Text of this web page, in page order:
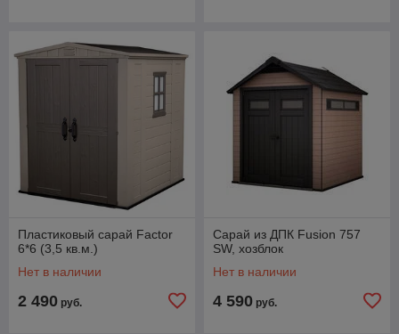
Пластиковый сарай Factor
6*6 (3,5 кв.м.)
Нет в наличии
2 490 руб.
Сарай из ДПК Fusion 757
SW, хозблок
Нет в наличии
4 590 руб.